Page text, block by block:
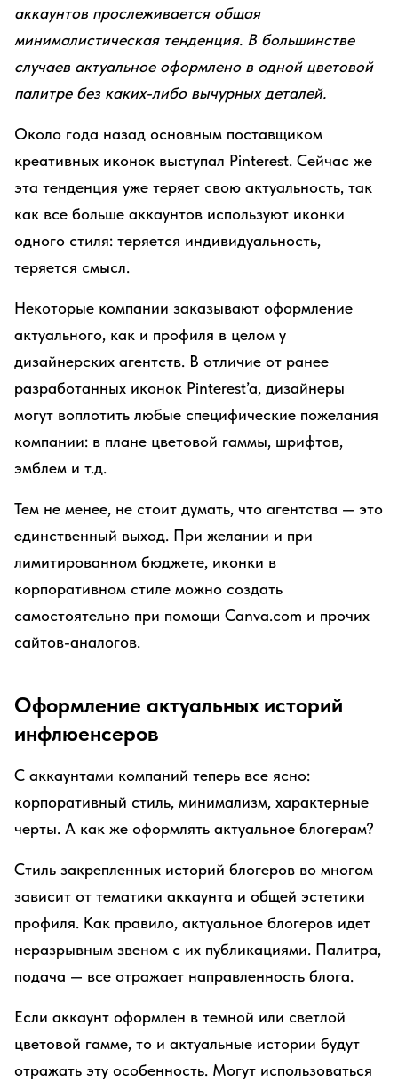
аккаунтов прослеживается общая
минималистическая тенденция. В большинстве
случаев актуальное оформлено в одной цветовой
палитре без каких-либо вычурных деталей.
Около года назад основным поставщиком
креативных иконок выступал Pinterest. Сейчас же
эта тенденция уже теряет свою актуальность, так
как все больше аккаунтов используют иконки
одного стиля: теряется индивидуальность,
теряется смысл.
Некоторые компании заказывают оформление
актуального, как и профиля в целом у
дизайнерских агентств. В отличие от ранее
разработанных иконок Pinterest’a, дизайнеры
могут воплотить любые специфические пожелания
компании: в плане цветовой гаммы, шрифтов,
эмблем и т.д.
Тем не менее, не стоит думать, что агентства — это
единственный выход. При желании и при
лимитированном бюджете, иконки в
корпоративном стиле можно создать
самостоятельно при помощи Canva.com и прочих
сайтов-аналогов.
Оформление актуальных историй
инфлюенсеров
С аккаунтами компаний теперь все ясно:
корпоративный стиль, минимализм, характерные
черты. А как же оформлять актуальное блогерам?
Стиль закрепленных историй блогеров во многом
зависит от тематики аккаунта и общей эстетики
профиля. Как правило, актуальное блогеров идет
неразрывным звеном с их публикациями. Палитра,
подача — все отражает направленность блога.
Если аккаунт оформлен в темной или светлой
цветовой гамме, то и актуальные истории будут
отражать эту особенность. Могут использоваться